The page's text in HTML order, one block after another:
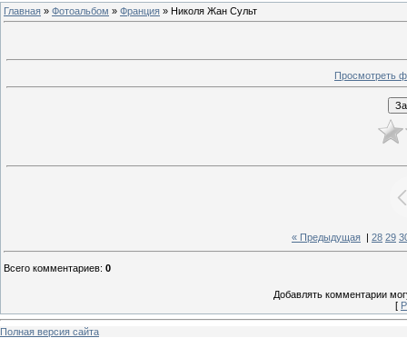
Главная » Фотоальбом » Франция » Николя Жан Сульт
Просмотреть
« Предыдущая 28 29
Всего комментариев: 0
Добавлять комментарии
[
Полная версия сайта